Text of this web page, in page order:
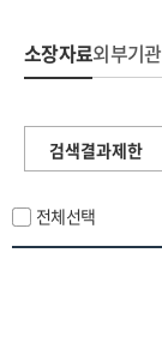
소장자료외부기
검색결과제한
전체선택